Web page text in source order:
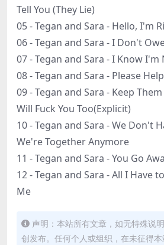
Tell You (They Lie)
05 - Tegan and Sara - Hello, I'm
06 - Tegan and Sara - I Don't
07 - Tegan and Sara - I Know
08 - Tegan and Sara - Please
09 - Tegan and Sara - Keep
Will Fuck You Too(Explicit)
10 - Tegan and Sara - We Don't
We're Together Anymore
11 - Tegan and Sara - You Go
12 - Tegan and Sara - All I Have
Me
声明：本站所有文章，如无特殊说
创发布。任何个人或组织，在未征得